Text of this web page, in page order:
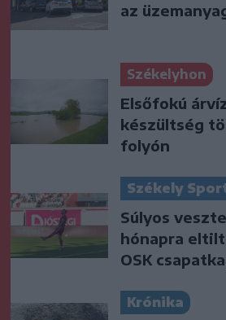
az
Székelyhon
Elsőfokú
készültség
folyón
Székely
Súlyos
hónapra
OSK
Krónika